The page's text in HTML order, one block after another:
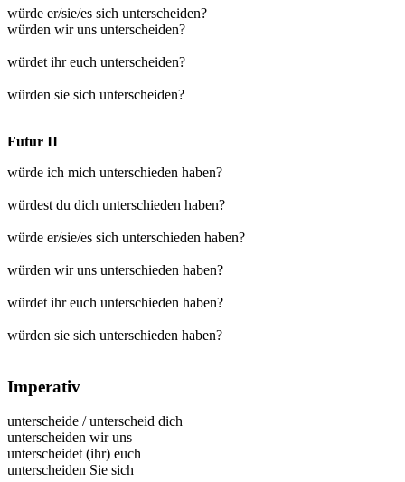
würde er/sie/es sich unterscheiden?
würden wir uns unterscheiden?
würdet ihr euch unterscheiden?
würden sie sich unterscheiden?
Futur II
würde ich mich unterschieden haben?
würdest du dich unterschieden haben?
würde er/sie/es sich unterschieden haben?
würden wir uns unterschieden haben?
würdet ihr euch unterschieden haben?
würden sie sich unterschieden haben?
Imperativ
unterscheide /unterscheid dich
unterscheiden wir uns
unterscheidet (ihr) euch
unterscheiden Sie sich